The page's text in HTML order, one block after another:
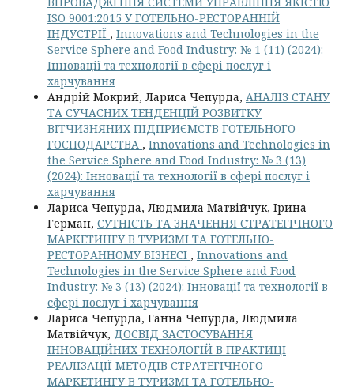
ISO 9001:2015 У ГОТЕЛЬНО-РЕСТОРАННІЙ
ІНДУСТРІЇ , Innovations and Technologies in the
Service Sphere and Food Industry: № 1 (11) (2024):
Інновації та технології в сфері послуг і
харчування
Андрій Мокрий, Лариса Чепурда, АНАЛІЗ СТАНУ
ТА СУЧАСНИХ ТЕНДЕНЦІЙ РОЗВИТКУ
ВІТЧИЗНЯНИХ ПІДПРИЄМСТВ ГОТЕЛЬНОГО
ГОСПОДАРСТВА , Innovations and Technologies in
the Service Sphere and Food Industry: № 3 (13)
(2024): Інновації та технології в сфері послуг і
харчування
Лариса Чепурда, Людмила Матвійчук, Ірина
Герман, СУТНІСТЬ ТА ЗНАЧЕННЯ СТРАТЕГІЧНОГО
МАРКЕТИНГУ В ТУРИЗМІ ТА ГОТЕЛЬНО-
РЕСТОРАННОМУ БІЗНЕСІ , Innovations and
Technologies in the Service Sphere and Food
Industry: № 3 (13) (2024): Інновації та технології в
сфері послуг і харчування
Лариса Чепурда, Ганна Чепурда, Людмила
Матвійчук, ДОСВІД ЗАСТОСУВАННЯ
ІННОВАЦІЙНИХ ТЕХНОЛОГІЙ В ПРАКТИЦІ
РЕАЛІЗАЦІЇ МЕТОДІВ СТРАТЕГІЧНОГО
МАРКЕТИНГУ В ТУРИЗМІ ТА ГОТЕЛЬНО-